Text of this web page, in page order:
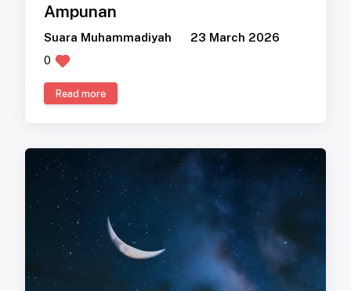
Ampunan
Suara Muhammadiyah
23 March 2026
0
Read more